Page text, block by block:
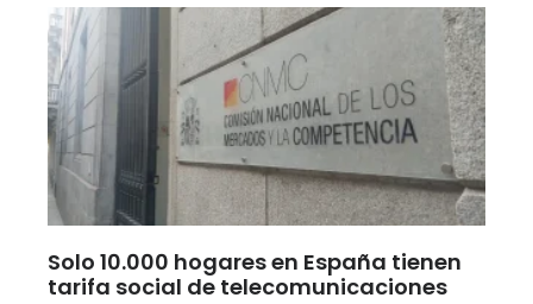
Solo 10.000 hogares en España tienen
tarifa social de telecomunicaciones